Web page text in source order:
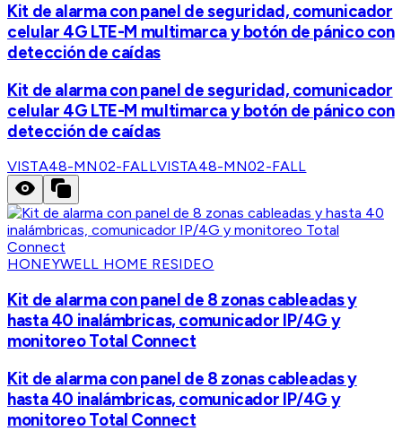
Kit de alarma con panel de seguridad, comunicador
celular 4G LTE-M multimarca y botón de pánico con
detección de caídas
Kit de alarma con panel de seguridad, comunicador
celular 4G LTE-M multimarca y botón de pánico con
detección de caídas
VISTA48-MN02-FALLVISTA48-MN02-FALL
HONEYWELL HOME RESIDEO
Kit de alarma con panel de 8 zonas cableadas y
hasta 40 inalámbricas, comunicador IP/4G y
monitoreo Total Connect
Kit de alarma con panel de 8 zonas cableadas y
hasta 40 inalámbricas, comunicador IP/4G y
monitoreo Total Connect